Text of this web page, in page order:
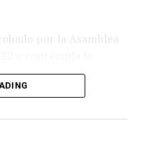
por la Asamblea
garantías
facultades de las
criminales.